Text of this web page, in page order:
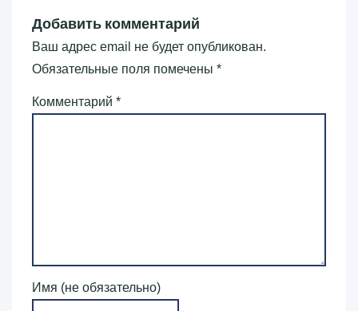
Добавить комментарий
Ваш адрес email не будет опубликован.
Обязательные поля помечены *
Комментарий *
Имя (не обязательно)